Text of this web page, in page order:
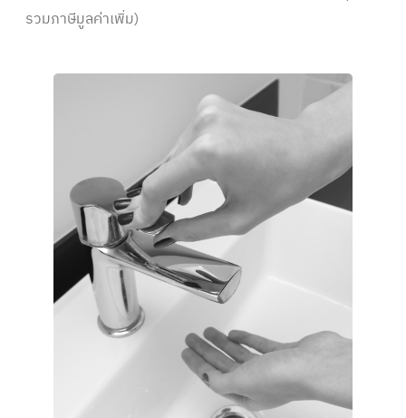
รวมภาษีมูลค่าเพิ่ม)